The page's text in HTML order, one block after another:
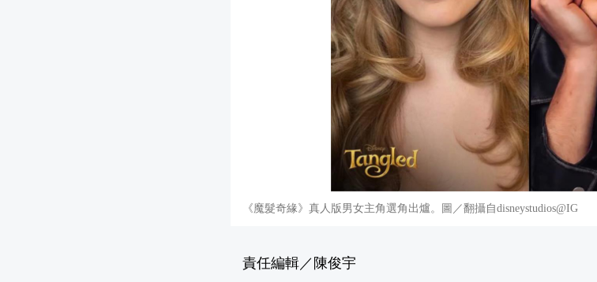
《魔髮奇緣》真人版男女主角選角出爐。圖／翻攝自disneystudios@IG
責任編輯／陳俊宇